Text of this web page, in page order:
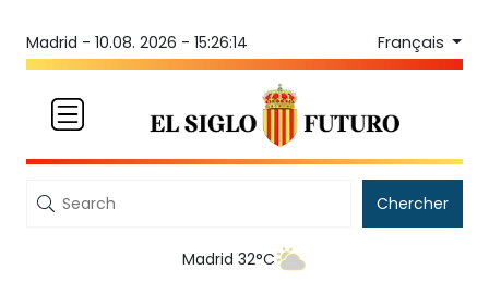
Madrid - 10.08. 2026 - 15:26:14 Français
Chercher
Madrid 32°C